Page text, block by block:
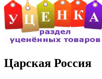
Царская Россия